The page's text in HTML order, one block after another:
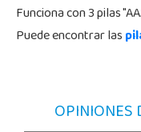
Funciona con 3 pilas
Puede encontrar las
OPINIONES